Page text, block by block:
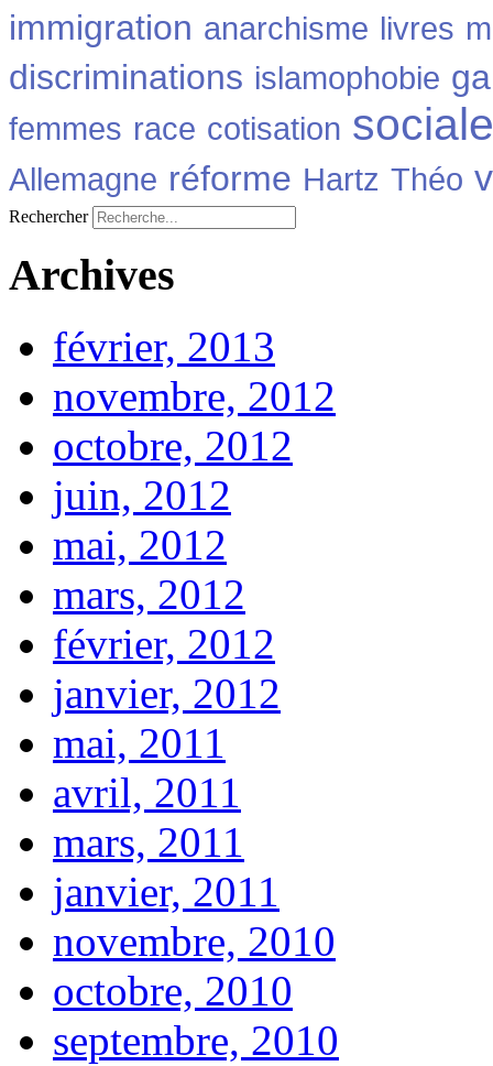
immigration anarchisme livres
discriminations islamophobie
femmes race cotisation sociale
Allemagne réforme Hartz Théo
Rechercher
Archives
février, 2013
novembre, 2012
octobre, 2012
juin, 2012
mai, 2012
mars, 2012
février, 2012
janvier, 2012
mai, 2011
avril, 2011
mars, 2011
janvier, 2011
novembre, 2010
octobre, 2010
septembre, 2010